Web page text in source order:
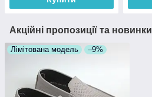
Акційні пропозиції та новинки
Лімітована модель –9%